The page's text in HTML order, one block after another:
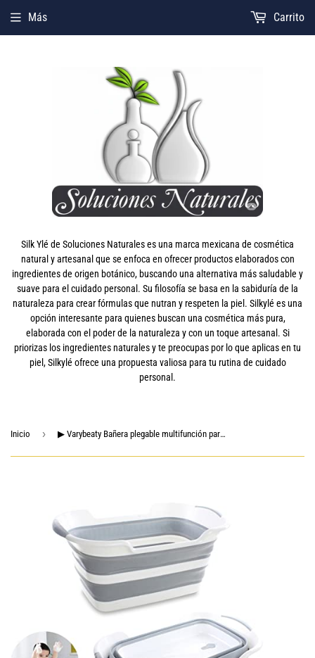
Silk Ylé de Soluciones Naturales es una marca mexicana de cosmética
natural y artesanal que se enfoca en ofrecer productos elaborados con
ingredientes de origen botánico, buscando una alternativa más saludable y
suave para el cuidado personal. Su filosofía se basa en la sabiduría de la
naturaleza para crear fórmulas que nutran y respeten la piel. Silkylé es una
opción interesante para quienes buscan una cosmética más pura,
elaborada con el poder de la naturaleza y con un toque artesanal. Si
priorizas los ingredientes naturales y te preocupas por lo que aplicas en tu
piel, Silkylé ofrece una propuesta valiosa para tu rutina de cuidado
personal.
Más Carrito
Inicio › ▶ Varybeaty Bañera plegable multifunción para bebés recién nacidos a niños pequeños, portátil, para viajes, cesta de lavandería de plástico, lavabo de almacenamiento con agujero de drenaje (gris)